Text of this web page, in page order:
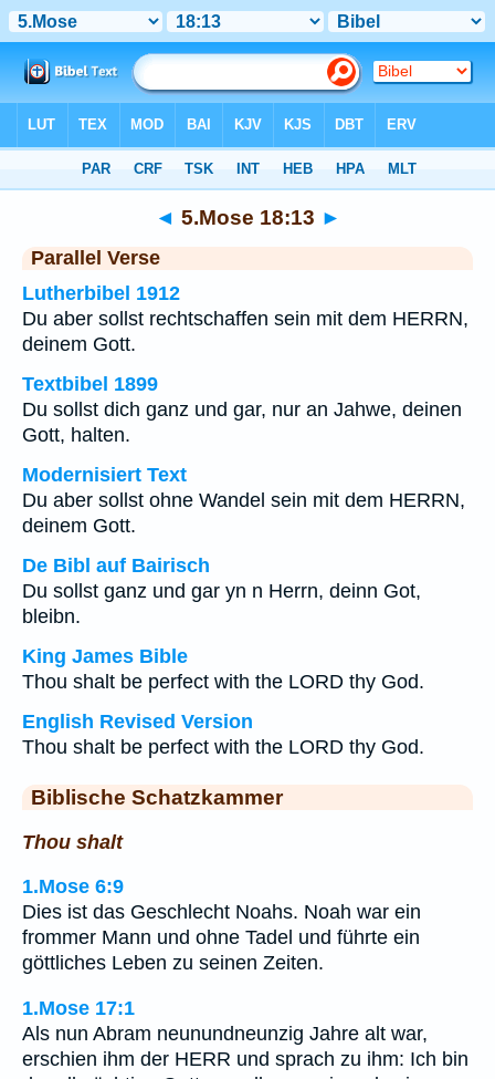
◄ 5.Mose 18:13 ►
Parallel Verse
Lutherbibel 1912
Du aber sollst rechtschaffen sein mit dem HERRN,
deinem Gott.
Textbibel 1899
Du sollst dich ganz und gar, nur an Jahwe, deinen
Gott, halten.
Modernisiert Text
Du aber sollst ohne Wandel sein mit dem HERRN,
deinem Gott.
De Bibl auf Bairisch
Du sollst ganz und gar yn n Herrn, deinn Got,
bleibn.
King James Bible
Thou shalt be perfect with the LORD thy God.
English Revised Version
Thou shalt be perfect with the LORD thy God.
Biblische Schatzkammer
Thou shalt
1.Mose 6:9
Dies ist das Geschlecht Noahs. Noah war ein
frommer Mann und ohne Tadel und führte ein
göttliches Leben zu seinen Zeiten.
1.Mose 17:1
Als nun Abram neunundneunzig Jahre alt war,
erschien ihm der HERR und sprach zu ihm: Ich bin